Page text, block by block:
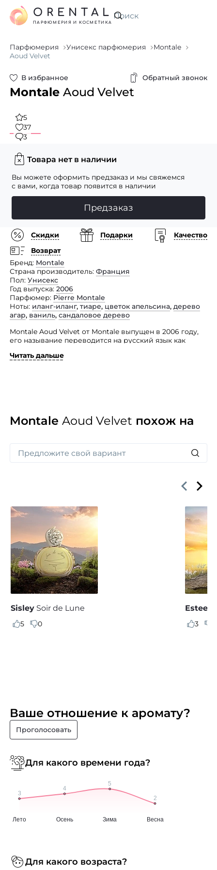
Искать
ORENTAL
ПАРФЮМЕРИЯ И КОСМЕТИКА
Парфюмерия Унисекс парфюмерия
Montale
Aoud Velvet
В избранное Обратный звонок
Montale Aoud Velvet
5
37
3
Товара нет в наличии
Вы можете оформить предзаказ и мы свяжемся
с вами, когда товар появится в наличии
Предзаказ
Скидки Подарки
Качество
Возврат
Бренд Montale
Страна производитель Франция
Пол Унисекс
Год выпуска 2006
Парфюмер Pierre Montale
Ноты иланг-иланг, тиаре, цветок апельсина, дерево
агар, ваниль, сандаловое дерево
Montale Aoud Velvet от Montale выпущен в 2006 году,
его называние переводится на русский язык как
чувственный ванильный аромат.
Читать дальше
Montale Aoud Velvet похож на
Sisley Soir de Lune
5 0
Estee
3
Ваше отношение к аромату?
Проголосовать
Для какого времени года?
Для какого возраста?